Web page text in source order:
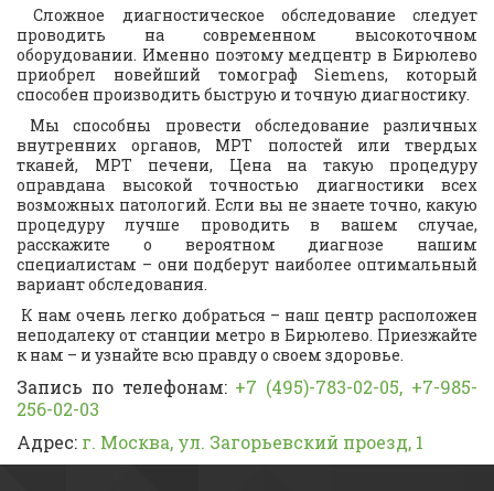
Сложное диагностическое обследование следует
проводить на современном высокоточном
оборудовании. Именно поэтому медцентр в Бирюлево
приобрел новейший томограф Siemens, который
способен производить быструю и точную диагностику.
Мы способны провести обследование различных
внутренних органов, МРТ полостей или твердых
тканей, МРТ печени, Цена на такую процедуру
оправдана высокой точностью диагностики всех
возможных патологий. Если вы не знаете точно, какую
процедуру лучше проводить в вашем случае,
расскажите о вероятном диагнозе нашим
специалистам – они подберут наиболее оптимальный
вариант обследования.
К нам очень легко добраться – наш центр расположен
неподалеку от станции метро в Бирюлево. Приезжайте
к нам – и узнайте всю правду о своем здоровье.
Запись по телефонам: +7 (495)-783-02-05, +7-985-
256-02-03
Адрес: г. Москва, ул. Загорьевский проезд, 1